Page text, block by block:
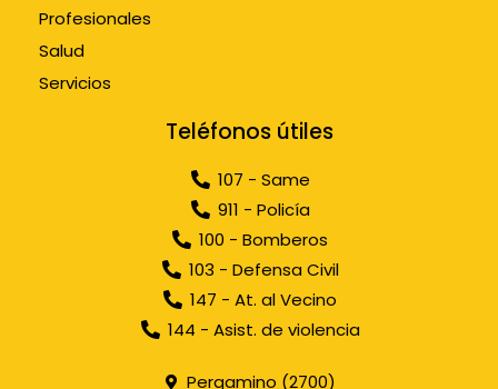
Profesionales
Salud
Servicios
Teléfonos útiles
107 - Same
911 - Policía
100 - Bomberos
103 - Defensa Civil
147 - At. al Vecino
144 - Asist. de violencia
Pergamino (2700)